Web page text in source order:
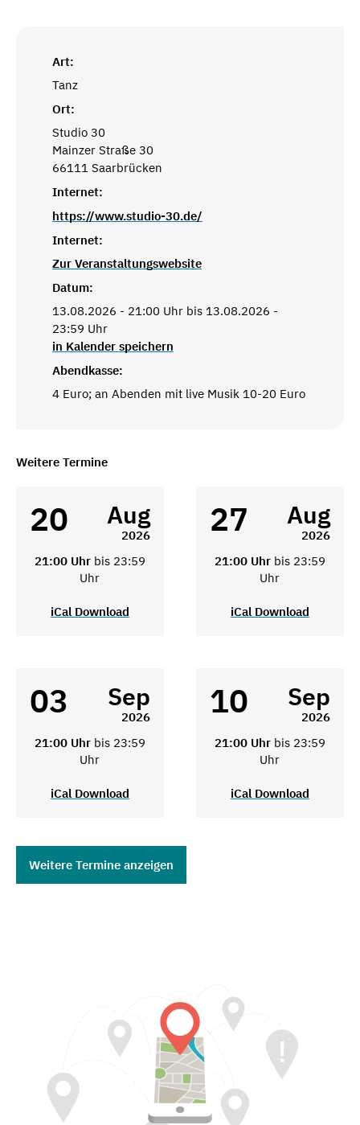
Art:
Tanz
Ort:
Studio 30
Mainzer Straße 30
66111 Saarbrücken
Internet:
https://www.studio-30.de/
Internet:
Zur Veranstaltungswebsite
Datum:
13.08.2026 - 21:00 Uhr bis 13.08.2026 -
23:59 Uhr
in Kalender speichern
Abendkasse:
4 Euro; an Abenden mit live Musik 10-20 Euro
Weitere Termine
20 Aug
2026
21:00 Uhr bis 23:59
Uhr
iCal Download
27 Aug
2026
21:00 Uhr bis 23:59
Uhr
iCal Download
03 Sep
2026
21:00 Uhr bis 23:59
Uhr
iCal Download
10 Sep
2026
21:00 Uhr bis 23:59
Uhr
iCal Download
Weitere Termine anzeigen